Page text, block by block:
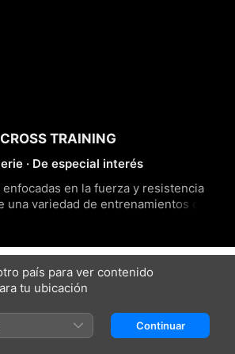
CROSS TRAINING
· De especial interés
en la fuerza y resistencia
una variedad de entrenamientos de
deportivo.
país para ver contenido
tu ubicación
Continuar